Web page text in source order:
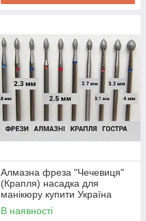
Алмазна фреза "Чечевиця"
(Крапля) насадка для
манікюру купити Україна
В наявності